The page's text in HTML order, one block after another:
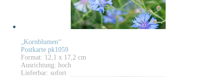
„Kornblumen“
Postkarte pk1059
Format: 12,1 x 17,2 cm
Ausrichtung: hoch
Lieferbar: sofort